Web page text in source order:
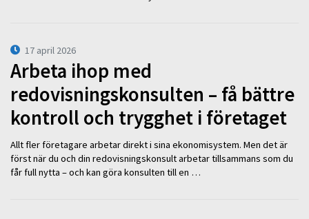
17 april 2026
Arbeta ihop med
redovisningskonsulten – få bättre
kontroll och trygghet i företaget
Allt fler företagare arbetar direkt i sina ekonomisystem. Men det är
först när du och din redovisningskonsult arbetar tillsammans som du
får full nytta – och kan göra konsulten till en …